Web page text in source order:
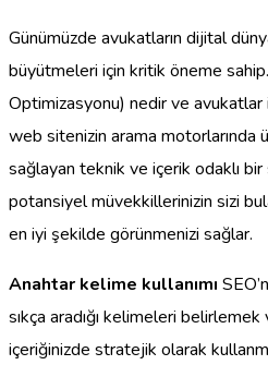
Günümüzde avukatların dijital
büyütmeleri için kritik öneme
Optimizasyonu) nedir ve avukatlar
web sitenizin arama motorlarında
sağlayan teknik ve içerik odaklı
potansiyel müvekkillerinizin sizi
en iyi şekilde görünmenizi sağlar.
Anahtar kelime kullanımı
sıkça aradığı kelimeleri
içeriğinizde stratejik olarak